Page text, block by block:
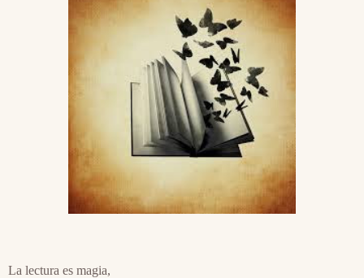
La lectura es magia,